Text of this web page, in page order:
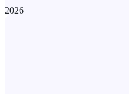
2026